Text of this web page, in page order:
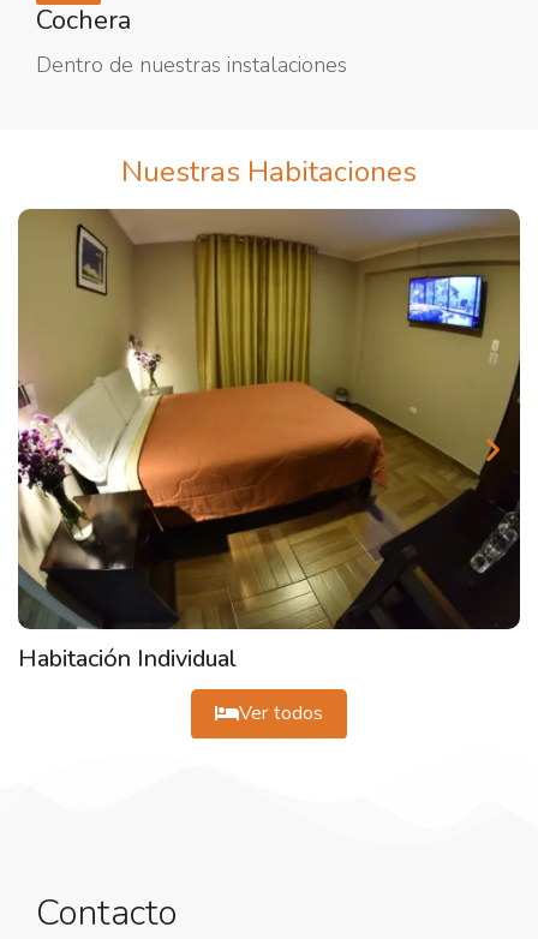
Cochera
Dentro de nuestras instalaciones
Nuestras Habitaciones
Habitación Doble
Ver todos
Contacto